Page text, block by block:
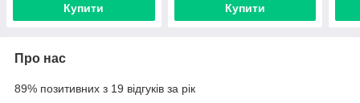
Купити Купити
Про нас
89% позитивних з 19 відгуків за рік